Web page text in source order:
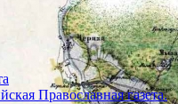
Православная газета.